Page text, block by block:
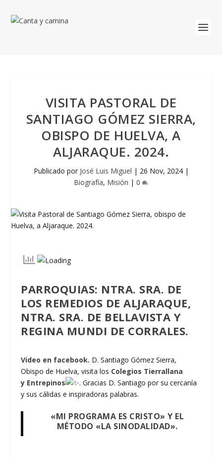
VISITA PASTORAL DE
SANTIAGO GÓMEZ SIERRA,
OBISPO DE HUELVA, A
ALJARAQUE. 2024.
Publicado por José Luis Miguel | 26 Nov, 2024|
Biografía, Misión | 0
PARROQUIAS: NTRA. SRA. DE
LOS REMEDIOS DE ALJARAQUE,
NTRA. SRA. DE BELLAVISTA Y
REGINA MUNDI DE CORRALES.
Video en facebook. D. Santiago Gómez Sierra,
Obispo de Huelva, visita los Colegios Tierrallana
y Entrepinos
. Gracias D. Santiago por su cercanía
y sus cálidas e inspiradoras palabras.
«MI PROGRAMA ES CRISTO» Y EL
MÉTODO «LA SINODALIDAD».